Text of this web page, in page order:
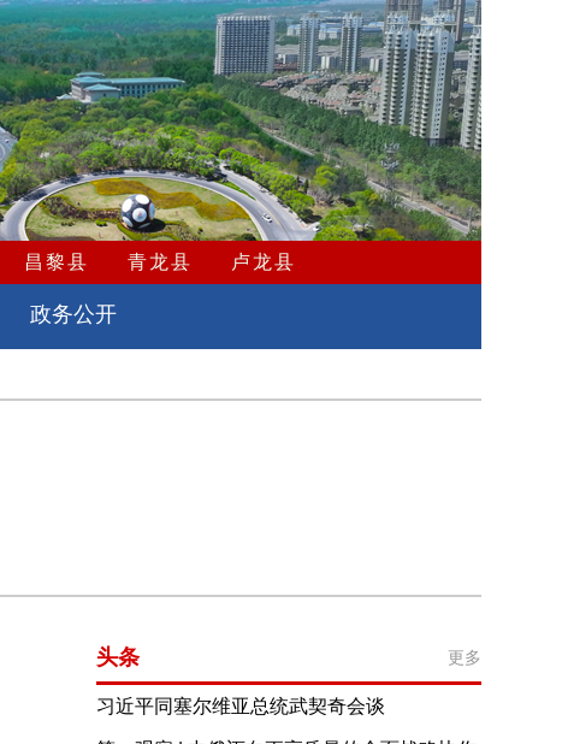
昌黎县 青龙县
卢龙县
政务公开
头条 更多
习近平同塞尔维亚总统武契奇会谈